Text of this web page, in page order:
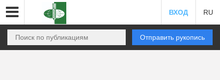
ВХОД RU
Отправить рукопись